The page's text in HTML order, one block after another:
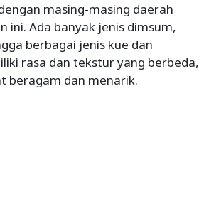
masing-masing daerah
ini. Ada banyak jenis dimsum,
berbagai jenis kue dan
rasa dan tekstur yang berbeda,
beragam dan menarik.